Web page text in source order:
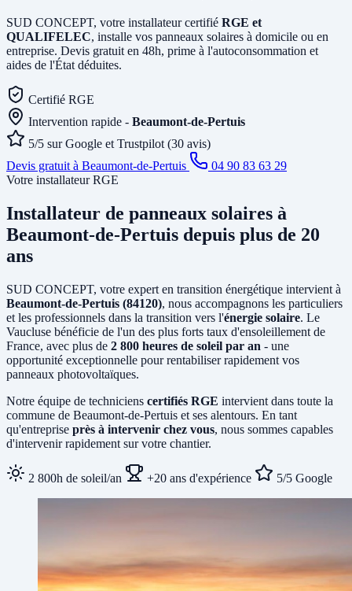
SUD CONCEPT, votre installateur certifié RGE et
QUALIFELEC, installe vos panneaux solaires à domicile ou en
entreprise. Devis gratuit en 48h, prime à l'autoconsommation et
aides de l'État déduites.
Certifié RGE
Intervention rapide - Beaumont-de-Pertuis
5/5 sur Google et Trustpilot (30 avis)
Devis gratuit à Beaumont-de-Pertuis
04 90 83 63 29
Votre installateur RGE
Installateur de panneaux solaires à
Beaumont-de-Pertuis depuis plus de 20
ans
SUD CONCEPT, votre expert en transition énergétique intervient à
Beaumont-de-Pertuis (84120), nous accompagnons les particuliers
et les professionnels dans la transition vers l'énergie solaire. Le
Vaucluse bénéficie de l'un des plus forts taux d'ensoleillement de
France, avec plus de 2 800 heures de soleil par an - une
opportunité exceptionnelle pour rentabiliser rapidement vos
panneaux photovoltaïques.
Notre équipe de techniciens certifiés RGE intervient dans toute la
commune de Beaumont-de-Pertuis et ses alentours. En tant
qu'entreprise près à intervenir chez vous, nous sommes capables
d'intervenir rapidement sur votre chantier.
2 800h de soleil/an +20 ans d'expérience 5/5 Google